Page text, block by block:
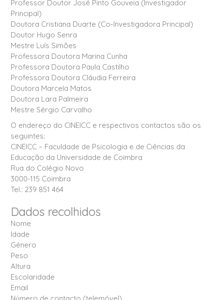
Professor Doutor José Pinto Gouveia (Investigador
Principal)
Doutora Cristiana Duarte (Co-Investigadora Principal)
Doutor Hugo Senra
Mestre Luís Simões
Professora Doutora Marina Cunha
Professora Doutora Paula Castilho
Professora Doutora Cláudia Ferreira
Doutora Marcela Matos
Doutora Lara Palmeira
Mestre Sérgio Carvalho
O endereço do CINEICC e respectivos contactos são os
seguintes:
CINEICC – Faculdade de Psicologia e de Ciências da
Educação da Universidade de Coimbra
Rua do Colégio Novo
3000-115 Coimbra
Tel.: 239 851 464
Dados recolhidos
Nome
Idade
Género
Peso
Altura
Escolaridade
Email